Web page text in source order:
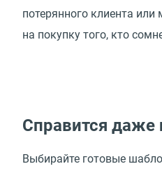
потерянного клиента или
на покупку того, кто
Справится даже
Выбирайте готовые